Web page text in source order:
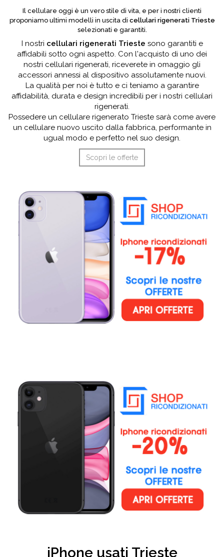
Il cellulare oggi è un vero stile di vita, e per i nostri clienti
proponiamo ultimi modelli in uscita di cellulari rigenerati Trieste
selezionati e garantiti.
I nostri cellulari rigenerati Trieste sono garantiti e
affidabili sotto ogni aspetto. Con l'acquisto di uno dei
nostri cellulari rigenerati, riceverete in omaggio gli
accessori annessi al dispositivo assolutamente nuovi.
La qualità per noi è tutto e ci teniamo a garantire
affidabilità, durata e design incredibili per i nostri cellulari
rigenerati.
Possedere un cellulare rigenerato Trieste sarà come avere
un cellulare nuovo uscito dalla fabbrica, performante in
ugual modo e perfetto nel suo design.
Scopri le offerte
iPhone usati Trieste